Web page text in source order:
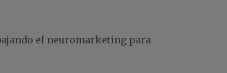
el neuromarketing para